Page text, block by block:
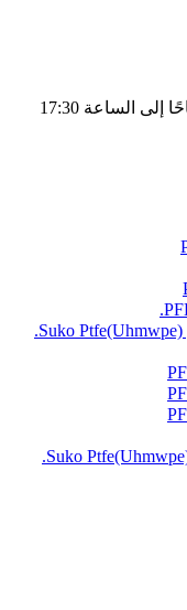
الإثنين - السبت من الساعة 8:30 صباحًا إلى الساعة 17:30